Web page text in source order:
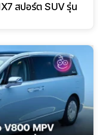
สปอร์ต SUV รุ่น